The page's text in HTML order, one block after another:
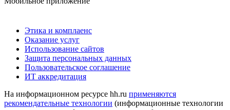
Этика и комплаенс
Оказание услуг
Использование сайтов
Защита персональных данных
Пользовательское соглашение
ИТ аккредитация
На информационном ресурсе hh.ru применяются
рекомендательные технологии (информационные технологии